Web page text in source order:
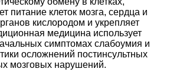
питание клеток мозга, сердца и
кислородом и укрепляет
медицина использует
симптомах слабоумия и
осложнений постинсультных
мозговых нарушений.